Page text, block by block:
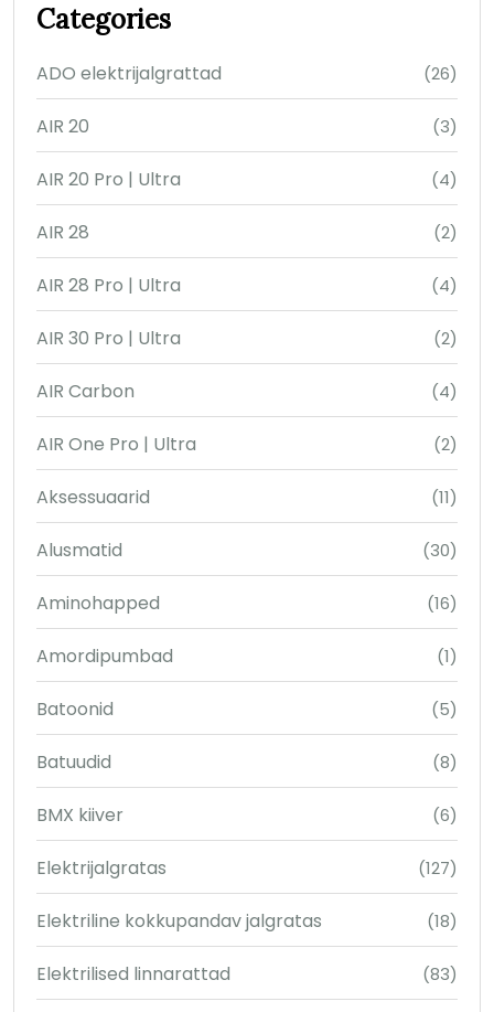
Categories
ADO elektrijalgrattad (26)
AIR 20 (3)
AIR 20 Pro | Ultra (4)
AIR 28 (2)
AIR 28 Pro | Ultra (4)
AIR 30 Pro | Ultra (2)
AIR Carbon (4)
AIR One Pro | Ultra (2)
Aksessuaarid (11)
Alusmatid (30)
Aminohapped (16)
Amordipumbad (1)
Batoonid (5)
Batuudid (8)
BMX kiiver (6)
Elektrijalgratas (127)
Elektriline kokkupandav jalgratas (18)
Elektrilised linnarattad (83)